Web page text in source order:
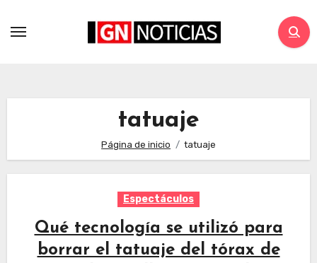
tatuaje
Página de inicio tatuaje
Espectáculos
Qué tecnología se utilizó para
borrar el tatuaje del tórax de